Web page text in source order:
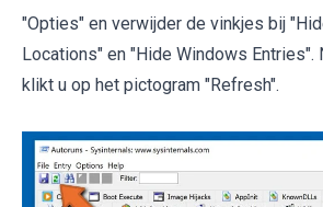
"Opties" en verwijder de vinkjes bij
Locations" en "Hide Windows Entries".
klikt u op het pictogram "Refresh".